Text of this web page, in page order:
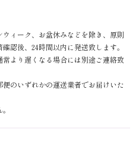
ィーク、お盆休みなどを除き、原則
認後、24時間以内に発送致します。
より遅くなる場合には別途ご連絡致
のいずれかの運送業者でお届けいた